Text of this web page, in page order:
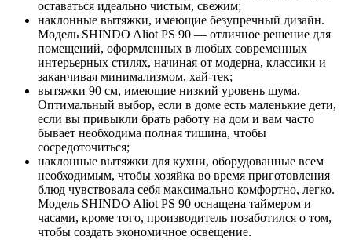
оставаться идеально чистым, свежим;
наклонные вытяжки, имеющие безупречный дизайн.
Модель SHINDO Aliot PS 90 — отличное решение для
помещений, оформленных в любых современных
интерьерных стилях, начиная от модерна, классики и
заканчивая минимализмом, хай-тек;
вытяжки 90 см, имеющие низкий уровень шума.
Оптимальный выбор, если в доме есть маленькие дети,
если вы привыкли брать работу на дом и вам часто
бывает необходима полная тишина, чтобы
сосредоточиться;
наклонные вытяжки для кухни, оборудованные всем
необходимым, чтобы хозяйка во время приготовления
блюд чувствовала себя максимально комфортно, легко.
Модель SHINDO Aliot PS 90 оснащена таймером и
часами, кроме того, производитель позаботился о том,
чтобы создать экономичное освещение.